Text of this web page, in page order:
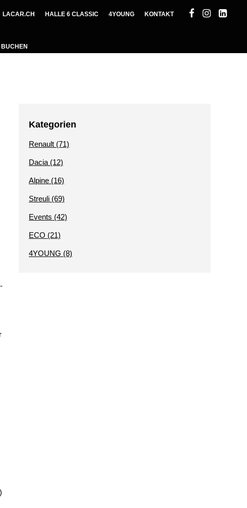
LACAR.CH HALLE 6 CLASSIC 4YOUNG KONTAKT
Kategorien
Renault (71)
Dacia (12)
Alpine (16)
Streuli (69)
Events (42)
ECO (21)
4YOUNG (8)